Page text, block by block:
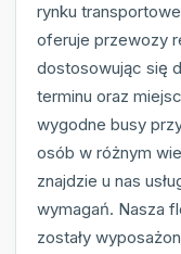
rynku
oferuje przewozy
dostosowując się
terminu oraz
wygodne busy
osób w różnym
znajdzie u nas
wymagań. Nasza
zostały